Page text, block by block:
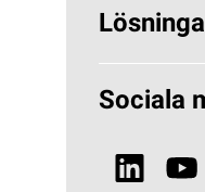
Om PAROC
Varför
Hållbarhet
Nyheter &
Lösningar
Sociala